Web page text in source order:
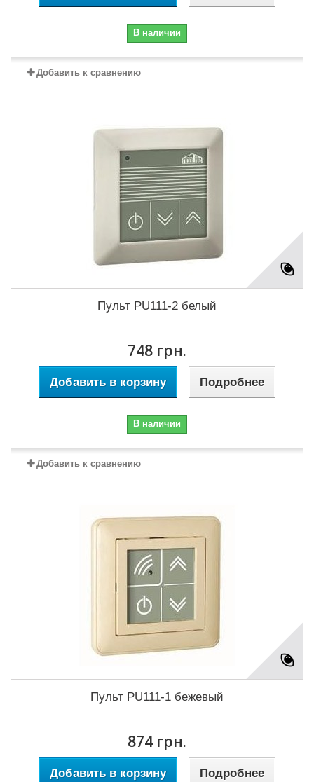
В наличии
Добавить к сравнению
Пульт PU111-2 белый
748 грн.
Добавить в корзину Подробнее
В наличии
Добавить к сравнению
Пульт PU111-1 бежевый
874 грн.
Добавить в корзину Подробнее